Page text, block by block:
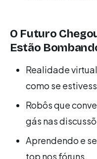
O Futuro
Estão
Realidade
como se
Robôs que
gás nas
Aprendendo e
top nos fóruns